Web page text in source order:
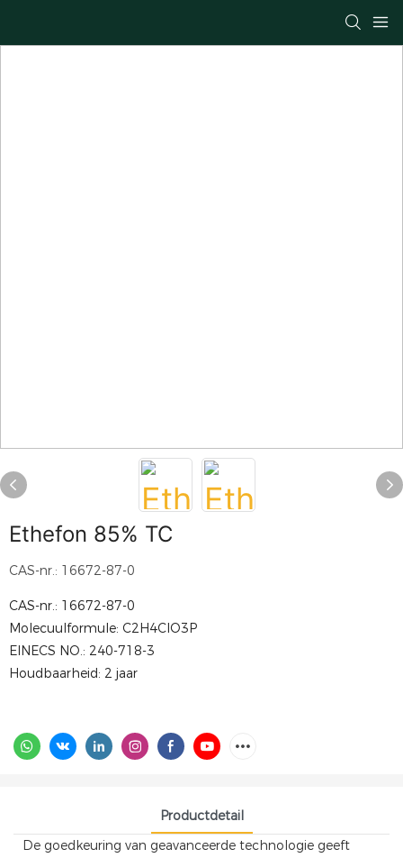
Ethefon 85% TC
CAS-nr.: 16672-87-0
CAS-nr.: 16672-87-0
Molecuulformule: C2H4ClO3P
EINECS NO.: 240-718-3
Houdbaarheid: 2 jaar
Productdetail
De goedkeuring van geavanceerde technologie geeft